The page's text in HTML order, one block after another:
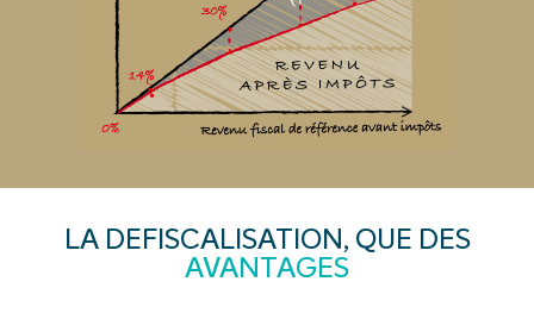
LA DEFISCALISATION, QUE DES
AVANTAGES